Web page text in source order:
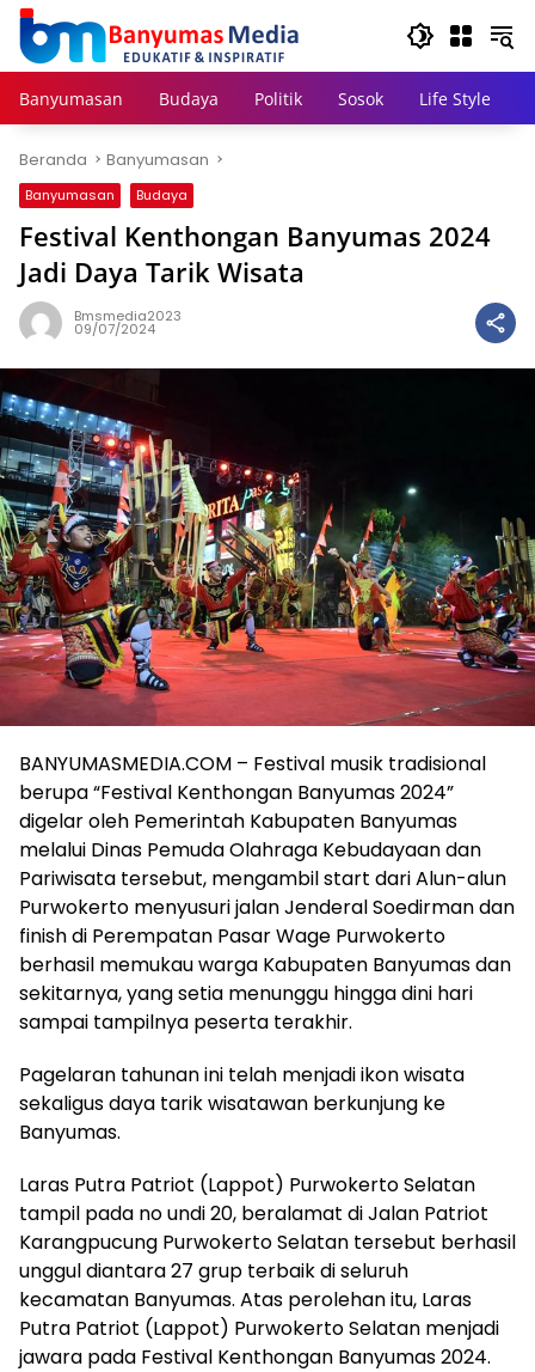
Langsung
konten
Banyumasan Budaya Politik Sosok Life Style
Beranda Banyumasan
Banyumasan Budaya
Festival Kenthongan Banyumas 2024
Jadi Daya Tarik Wisata
Bmsmedia2023
09/07/2024
BANYUMASMEDIA.COM – Festival musik tradisional
berupa “Festival Kenthongan Banyumas 2024”
digelar oleh Pemerintah Kabupaten Banyumas
melalui Dinas Pemuda Olahraga Kebudayaan dan
Pariwisata tersebut, mengambil start dari Alun-alun
Purwokerto menyusuri jalan Jenderal Soedirman dan
finish di Perempatan Pasar Wage Purwokerto
berhasil memukau warga Kabupaten Banyumas dan
sekitarnya, yang setia menunggu hingga dini hari
sampai tampilnya peserta terakhir.
Pagelaran tahunan ini telah menjadi ikon wisata
sekaligus daya tarik wisatawan berkunjung ke
Banyumas.
Laras Putra Patriot (Lappot) Purwokerto Selatan
tampil pada no undi 20, beralamat di Jalan Patriot
Karangpucung Purwokerto Selatan tersebut berhasil
unggul diantara 27 grup terbaik di seluruh
kecamatan Banyumas. Atas perolehan itu, Laras
Putra Patriot (Lappot) Purwokerto Selatan menjadi
jawara pada Festival Kenthongan Banyumas 2024.